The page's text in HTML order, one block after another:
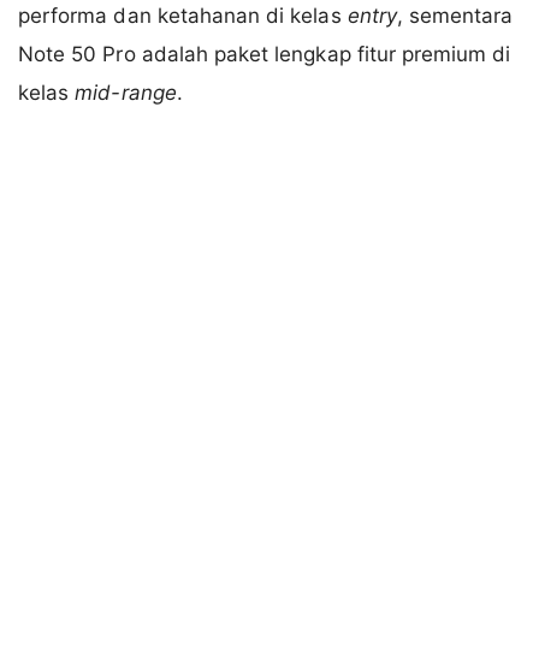
performa dan ketahanan di kelas entry, sementara
Note 50 Pro adalah paket lengkap fitur premium di
kelasmid-range.